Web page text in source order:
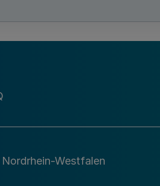
Richtlinie zur
Westfalen